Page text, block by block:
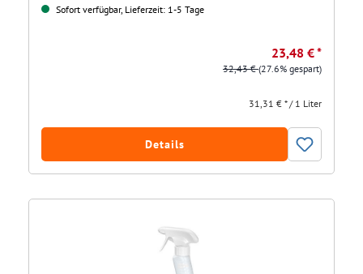
Sofort verfügbar, Lieferzeit: 1-5 Tage
23,48 € *
32,43 €(27.6% gespart)
31,31 € * / 1 Liter
Details